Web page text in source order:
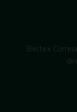
Beltex